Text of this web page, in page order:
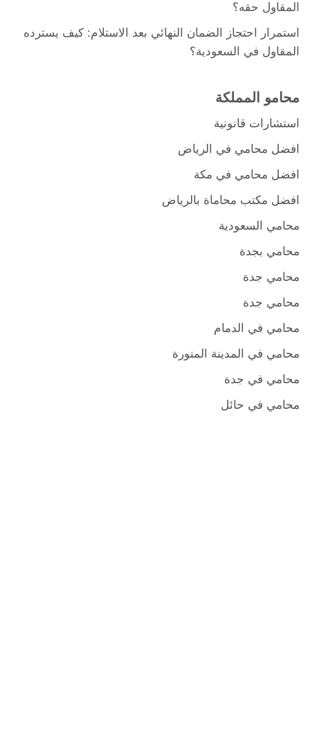
المقاول حقه؟
استمرار احتجاز الضمان النهائي بعد الاستلام: كيف يسترده
المقاول في السعودية؟
محامو المملكة
استشارات قانونية
افضل محامي في الرياض
افضل محامي في مكة
افضل مكتب محاماة بالرياض
محامي السعودية
محامي بجدة
محامي جدة
محامي جدة
محامي في الدمام
محامي في المدينة المنورة
محامي في جدة
محامي في حائل